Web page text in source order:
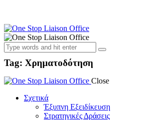
Tag: Χρηματοδότηση
Close
Σχετικά
Έξυπνη Εξειδίκευση
Στρατηγικές Δράσεις